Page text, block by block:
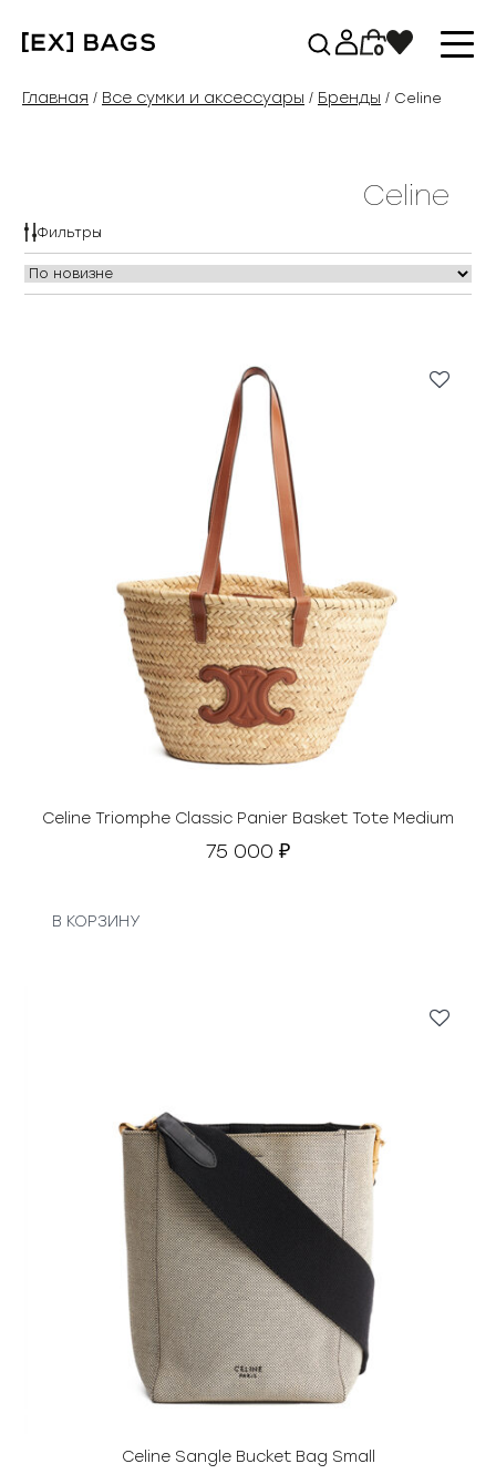
содержимому
0
Главная / Все сумки и аксессуары / Бренды / Celine
Celine
Фильтры
Celine Triomphe Classic Panier Basket Tote Medium
75 000 ₽
В КОРЗИНУ
Celine Sangle Bucket Bag Small